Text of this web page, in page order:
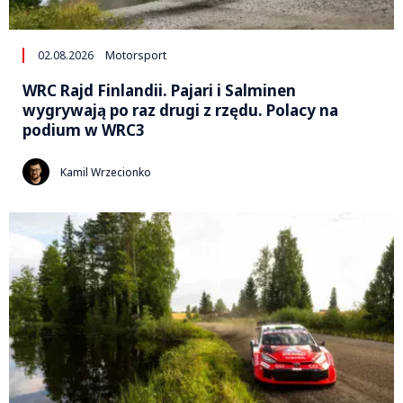
02.08.2026 Motorsport
WRC Rajd Finlandii. Pajari i Salminen
wygrywają po raz drugi z rzędu. Polacy na
podium w WRC3
Kamil Wrzecionko